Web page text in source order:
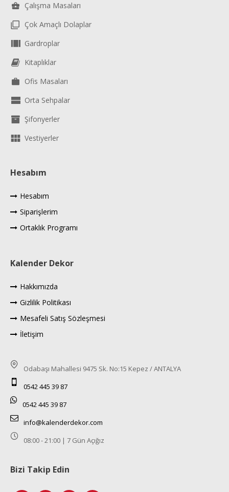
Çalışma Masaları
Çok Amaçlı Dolaplar
Gardroplar
Kitaplıklar
Ofis Masaları
Orta Sehpalar
Şifonyerler
Vestiyerler
Hesabım
Hesabım
Siparişlerim
Ortaklık Programı
Kalender Dekor
Hakkımızda
Gizlilik Politikası
Mesafeli Satış Sözleşmesi
İletişim
Odabaşı Mahallesi 9475 Sk. No:15 Kepez / ANTALYA
0542 445 39 87
0542 445 39 87
info@kalenderdekor.com
08:00 - 21:00 | 7 Gün Açığız
Bizi Takip Edin